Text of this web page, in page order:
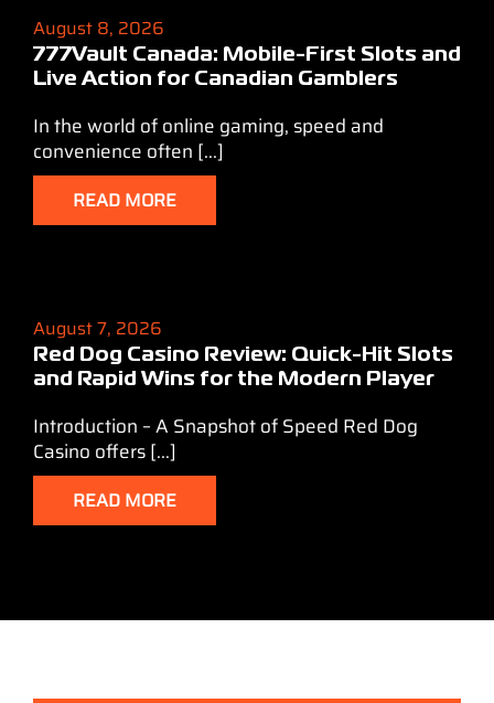
August 8, 2026
777Vault Canada: Mobile‑First Slots and
Live Action for Canadian Gamblers
In the world of online gaming, speed and
convenience often [...]
READ MORE
August 7, 2026
Red Dog Casino Review: Quick‑Hit Slots
and Rapid Wins for the Modern Player
Introduction – A Snapshot of Speed Red Dog
Casino offers [...]
READ MORE